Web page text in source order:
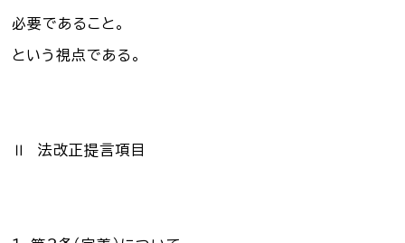
必要であること。
という視点である。
Ⅱ 法改正提言項目